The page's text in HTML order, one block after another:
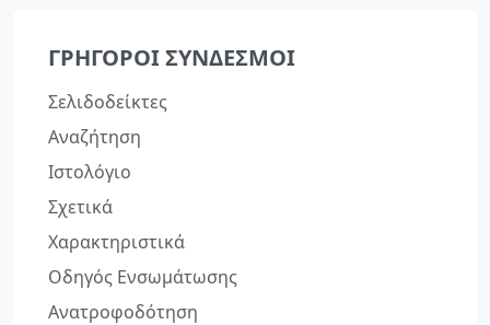
ΓΡΉΓΟΡΟΙ ΣΎΝΔΕΣΜΟΙ
Σελιδοδείκτες
Αναζήτηση
Ιστολόγιο
Σχετικά
Χαρακτηριστικά
Οδηγός Ενσωμάτωσης
Ανατροφοδότηση